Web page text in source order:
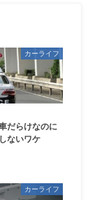
カーライフ
だらけなのに
ないワケ
カーライフ